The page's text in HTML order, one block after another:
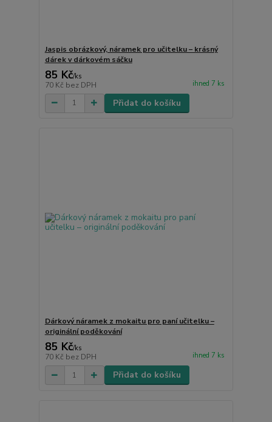
Jaspis obrázkový, náramek pro učitelku – krásný
dárek v dárkovém sáčku
85 Kč/ks
70 Kč bez DPH ihned 7 ks
Přidat do košíku
Dárkový náramek z mokaitu pro paní učitelku –
originální poděkování
85 Kč/ks
70 Kč bez DPH ihned 7 ks
Přidat do košíku